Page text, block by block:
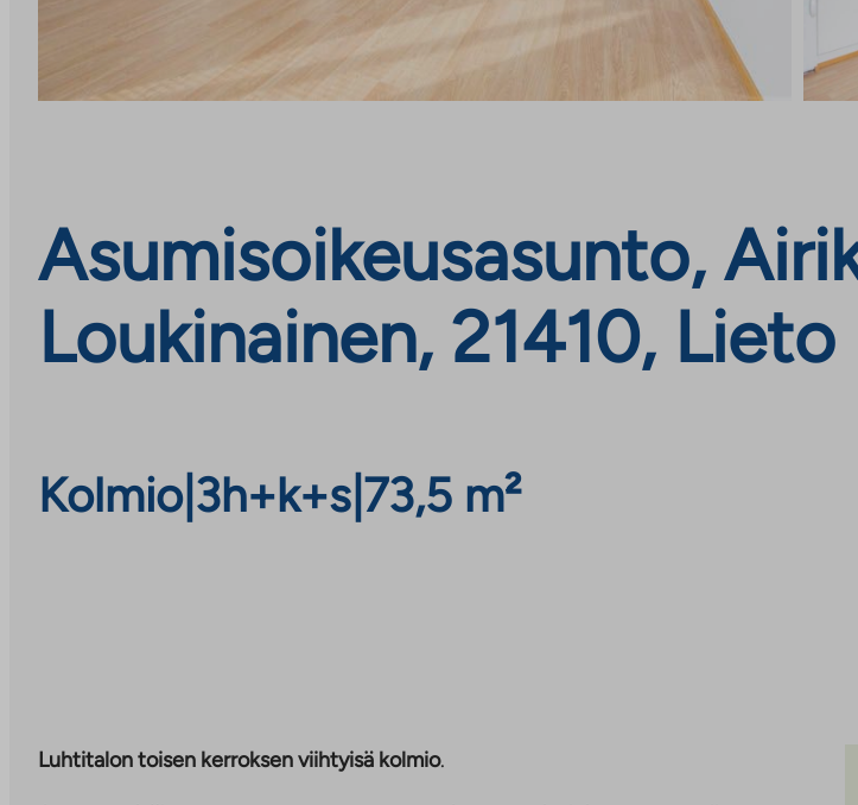
Asumisoikeusasunto,
Loukinainen, 21410, Lieto
Kolmio| 3h+k+s 73,5 m²
Luhtitalon toisen kerroksen viihtyisä kolmio.